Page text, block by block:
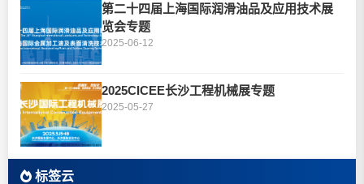
第二十四届上海国际润滑油品及应用技术展
览会专题
2025-06-12
2025CICEE长沙工程机械展专题
2025-05-27
标签云